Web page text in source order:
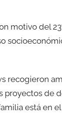
motivo del
recogieron
proyectos de
está en